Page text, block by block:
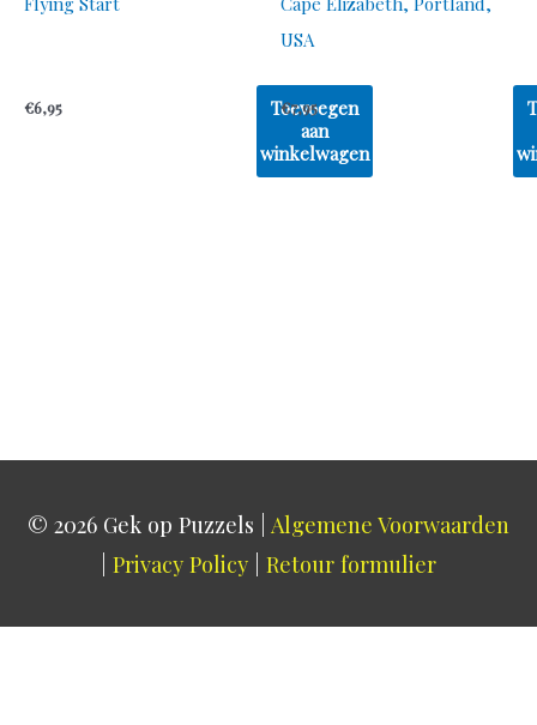
€6,95
Toevoegen
aan
winkelwagen
USA
€7,95
© 2026 Gek op Puzzels
Algemene Voorwaarden
Privacy Policy Retour formulier